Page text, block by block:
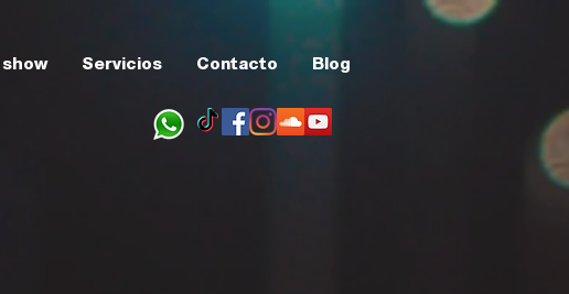
show Servicios Contacto Blog